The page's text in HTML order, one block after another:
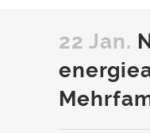
22 Jan.